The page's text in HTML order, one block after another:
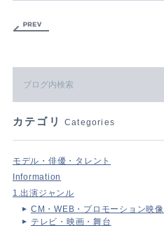
カテゴリ Categories
モデル・俳優・タレント
Information
1.出演ジャンル
CM・WEB・プロモーション映像
テレビ・映画・舞台